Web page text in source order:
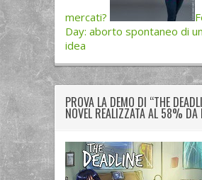
mercati?
Day: aborto spontaneo di
idea
PROVA LA DEMO DI “THE
NOVEL REALIZZATA AL 58%